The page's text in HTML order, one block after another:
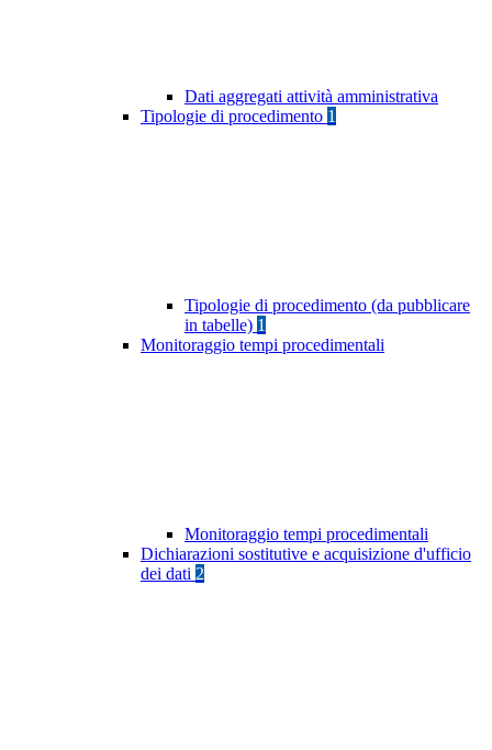
Dati aggregati attività amministrativa
Tipologie di procedimento 1
Tipologie di procedimento (da pubblicare
in tabelle) 1
Monitoraggio tempi procedimentali
Monitoraggio tempi procedimentali
Dichiarazioni sostitutive e acquisizione d'ufficio
dei dati 2